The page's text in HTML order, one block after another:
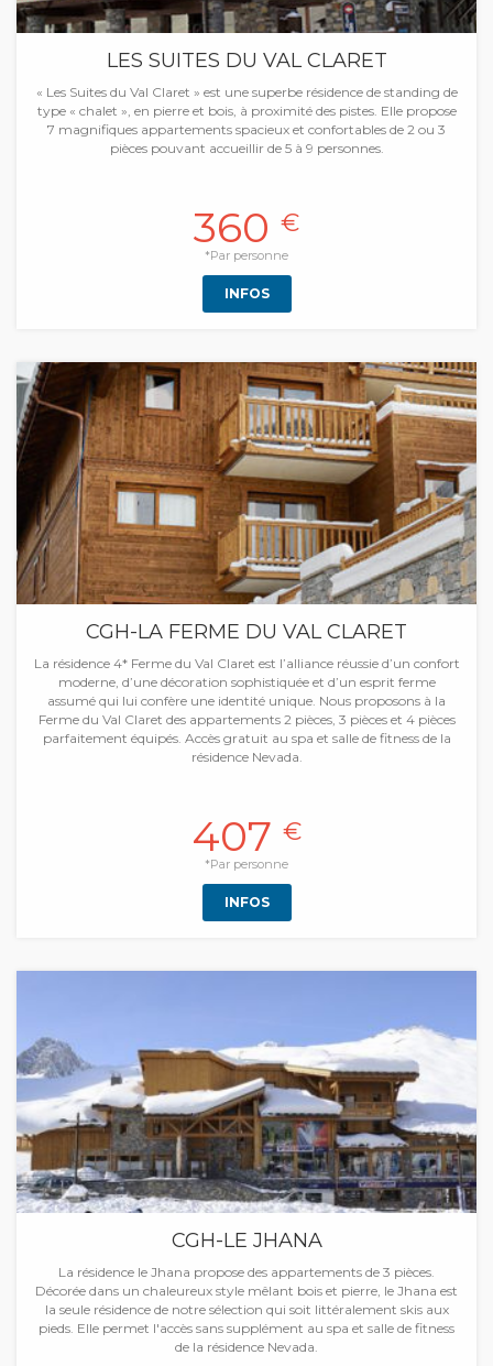
LES SUITES DU VAL CLARET
« Les Suites du Val Claret » est une superbe résidence de standing de
type « chalet », en pierre et bois, à proximité des pistes. Elle propose
7 magnifiques appartements spacieux et confortables de 2 ou 3
pièces pouvant accueillir de 5 à 9 personnes.
360 €
*Par personne
INFOS
CGH-LA FERME DU VAL CLARET
La résidence 4* Ferme du Val Claret est l’alliance réussie d’un confort
moderne, d’une décoration sophistiquée et d’un esprit ferme
assumé qui lui confère une identité unique. Nous proposons à la
Ferme du Val Claret des appartements 2 pièces, 3 pièces et 4 pièces
parfaitement équipés. Accès gratuit au spa et salle de fitness de la
résidence Nevada.
407 €
*Par personne
INFOS
CGH-LE JHANA
La résidence le Jhana propose des appartements de 3 pièces.
Décorée dans un chaleureux style mêlant bois et pierre, le Jhana est
la seule résidence de notre sélection qui soit littéralement skis aux
pieds. Elle permet l'accès sans supplément au spa et salle de fitness
de la résidence Nevada.